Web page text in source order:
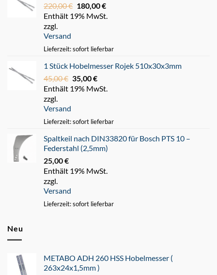
220,00€ Ursprünglicher
Preis
180,00€Aktueller
Preis
Enthält 19% MwSt.
zzgl.
Versand
Lieferzeit: sofort lieferbar
1 Stück Hobelmesser Rojek 510x30x3mm
45,00€ Ursprünglicher
Preis
35,00€Aktueller
Preis
Enthält 19% MwSt.
zzgl.
Versand
Lieferzeit: sofort lieferbar
Spaltkeil nach DIN33820 für Bosch PTS 10 –
Federstahl (2,5mm)
25,00€
Enthält 19% MwSt.
zzgl.
Versand
Lieferzeit: sofort lieferbar
Neu
METABO ADH 260 HSS Hobelmesser (
263x24x1,5mm )